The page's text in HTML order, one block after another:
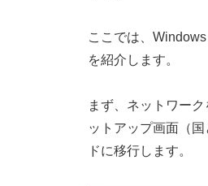
ここでは、
を紹介します。
まず、ネットワー
ットアップ画面（
ドに移行します。